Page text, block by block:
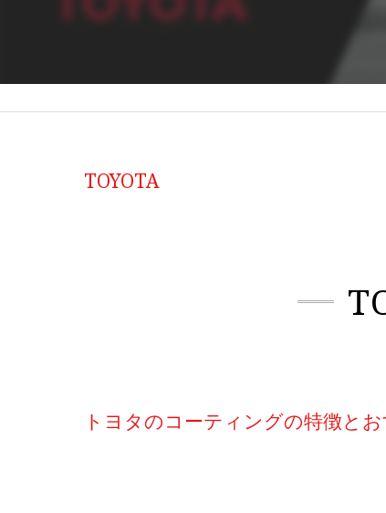
TOYOTA
トヨタのコーティングの特徴と